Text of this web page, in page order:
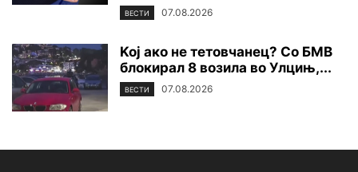
ВЕСТИ 07.08.2026
Koj ако не тетовчанец? Со БМВ
блокирал 8 возила во Улцињ,...
ВЕСТИ 07.08.2026